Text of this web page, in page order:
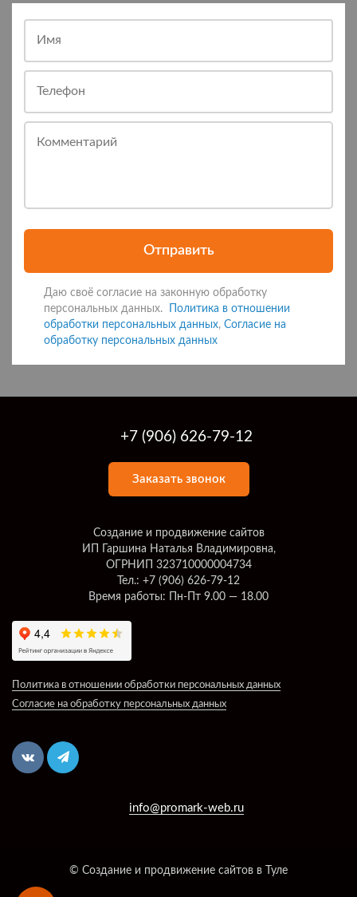
Имя
Телефон
Комментарий
Отправить
Даю своё согласие на законную обработку
персональных данных.
Политика в отношении
обработки персональных данных, Согласие на
обработку персональных данных
+7 (906) 626-79-12
Заказать звонок
Создание и продвижение сайтов
ИП Гаршина Наталья Владимировна,
ОГРНИП 323710000004734
Тел.: +7 (906) 626-79-12
Время работы: Пн-Пт 9.00 — 18.00
Политика в отношении обработки персональных данных
Согласие на обработку персональных данных
info@promark-web.ru
© Создание и продвижение сайтов в Туле